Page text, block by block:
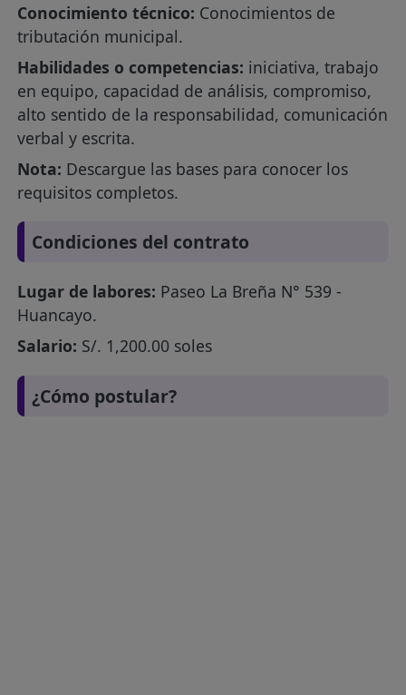
Conocimiento técnico: Conocimientos de
tributación municipal.
Habilidades o competencias: iniciativa, trabajo
en equipo, capacidad de análisis, compromiso,
alto sentido de la responsabilidad, comunicación
verbal y escrita.
Nota: Descargue las bases para conocer los
requisitos completos.
Condiciones del contrato
Lugar de labores: Paseo La Breña N° 539 -
Huancayo.
Salario: S/. 1,200.00 soles
¿Cómo postular?